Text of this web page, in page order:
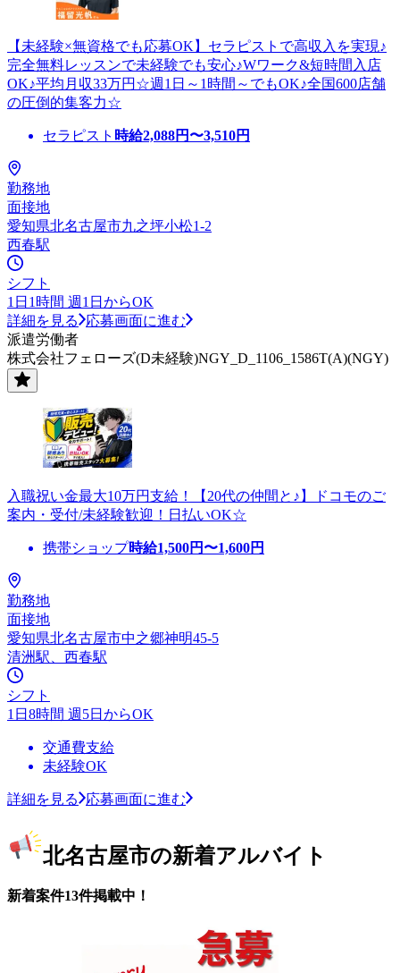
【未経験×無資格でも応募OK】セラピストで高収入を実現♪
完全無料レッスンで未経験でも安心♪Wワーク&短時間入店
OK♪平均月収33万円☆週1日～1時間～でもOK♪全国600店舗
の圧倒的集客力☆
セラピスト 時給2,088円〜3,510円
勤務地
面接地
愛知県北名古屋市九之坪小松1-2
西春駅
シフト
1日1時間 週1日からOK
詳細を見る
応募画面に進む
派遣労働者
株式会社フェローズ(D未経験)NGY_D_1106_1586T(A)(NGY)
入職祝い金最大10万円支給！【20代の仲間と♪】ドコモのご
案内・受付/未経験歓迎！日払いOK☆
携帯ショップ時給1,500円〜1,600円
勤務地
面接地
愛知県北名古屋市中之郷神明45-5
清洲駅、西春駅
シフト
1日8時間 週5日からOK
交通費支給
未経験OK
詳細を見る 応募画面に進む
北名古屋市の新着アルバイト
新着案件13件掲載中！